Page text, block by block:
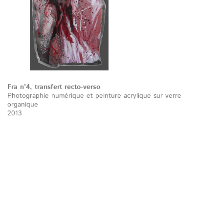
Fra n°4, transfert recto-verso
Photographie numérique et peinture acrylique sur verre
organique
2013